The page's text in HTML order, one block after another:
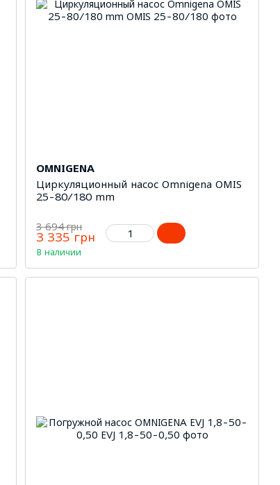
OMNIGENA
Циркуляционный насос Omnigena OMIS
25-80/180 mm
3 694 грн
3 335 грн
В наличии